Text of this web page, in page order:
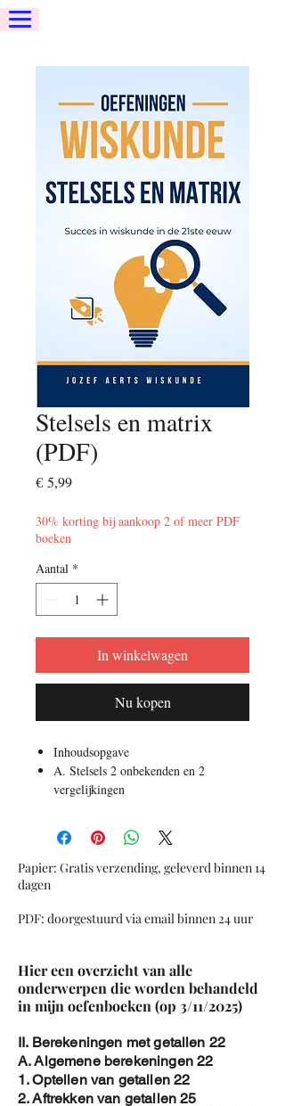
Stelsels en matrix
(PDF)
€ 5,99Prijs
30% korting bij aankoop 2 of meer PDF
boeken
Aantal *
In winkelwagen
Nu kopen
Inhoudsopgave
A. Stelsels 2 onbekenden en 2
vergelijkingen
2. Stelsels met substitutiemethode
3. Stelsels met combinatiemethode
4. Speciale Stelsels ( Geen of
6. Stelsels met parameters
2. Vermenigvuldigen van Matrix
3. Stelsels Methode van Gauss Jordan
4. Vraagstukken met matrix
C. Berekenen van determinanten
1. Determinanten van 2x2 Matrix
2. Determinanten van 3x3 Matrix
3. Determinant Vandermonde
Papier: Gratis verzending, geleverd binnen 14
dagen
PDF: doorgestuurd via email binnen 24 uur
Hier een overzicht van alle
onderwerpen die worden behandeld
in mijn oefenboeken (op 3/11/2025)
II. Berekeningen met getallen 22
A. Algemene berekeningen 22
1. Optellen van getallen 22
2. Aftrekken van getallen 25